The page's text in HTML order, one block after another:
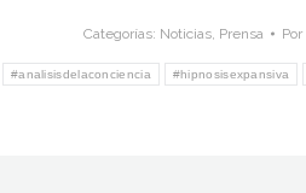
Categorías: Noticias, Prensa Por
#analisisdelaconciencia #hipnosisexpansiva